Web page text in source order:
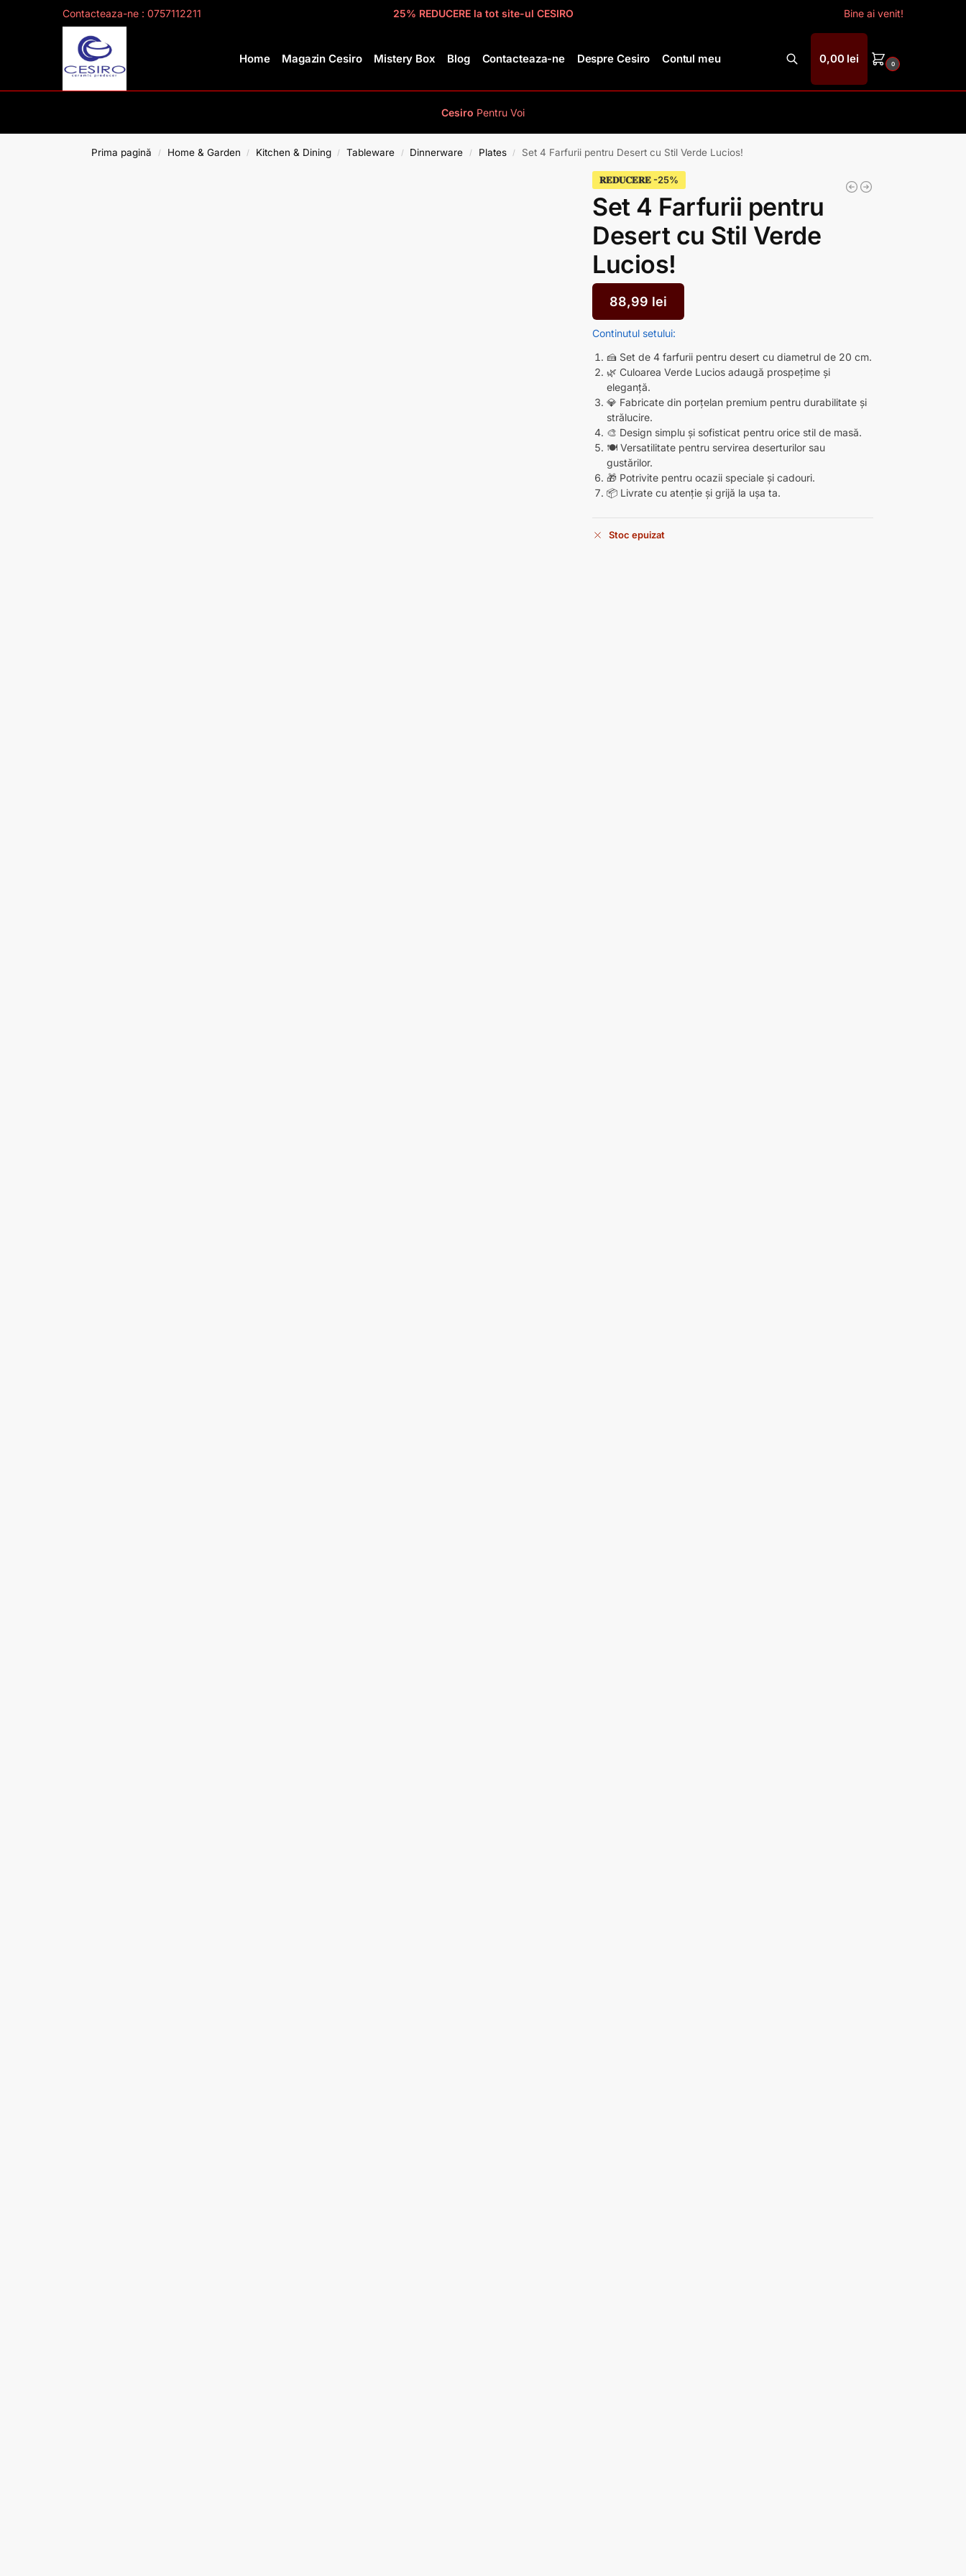
Contacteaza-ne : 0757112211 25% REDUCERE la tot site-ul CESIRO Bine ai venit!
Home Magazin Cesiro Mistery Box Blog Contacteaza-ne Despre Cesiro Contul meu
Search
0,00 lei 0
Cesiro Pentru Voi
Prima pagină / Home & Garden / Kitchen & Dining / Tableware / Dinnerware / Plates / Set 4 Farfurii pentru Desert cu Stil Verde Lucios!
𝐑𝐄𝐃𝐔𝐂𝐄𝐑𝐄
Set 4 Farfurii pentru
Desert cu Stil Verde
Lucios!
88,99 lei
Continutul setului:
🍰 Set de 4 farfurii pentru desert cu diametrul de 20 cm.
🌿 Culoarea Verde Lucios adaugă prospețime și
eleganță.
💎 Fabricate din porțelan premium pentru durabilitate și
strălucire.
🎨 Design simplu și sofisticat pentru orice stil de masă.
🍽️ Versatilitate pentru servirea deserturilor sau
gustărilor.
🎁 Potrivite pentru ocazii speciale și cadouri.
📦 Livrate cu atenție și grijă la ușa ta.
Stoc epuizat